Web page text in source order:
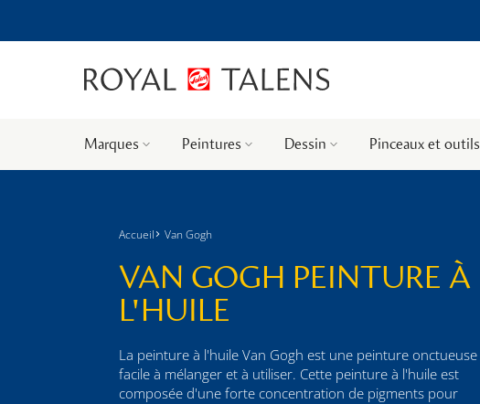
Marques Peintures Dessin Pinceaux et outils
Accueil Van Gogh
VAN GOGH PEINTURE À
L'HUILE
La peinture à l'huile Van Gogh est une peinture onctueuse
facile à mélanger et à utiliser. Cette peinture à l'huile est
composée d'une forte concentration de pigments pour